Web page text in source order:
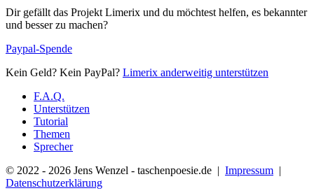
Dir gefällt das Projekt Limerix und du möchtest helfen, es bekannter
und besser zu machen?
Paypal-Spende
Kein Geld? Kein PayPal? Limerix anderweitig unterstützen
F.A.Q.
Unterstützen
Tutorial
Themen
Sprecher
© 2022 - 2026 Jens Wenzel - taschenpoesie.de | Impressum |
Datenschutzerklärung